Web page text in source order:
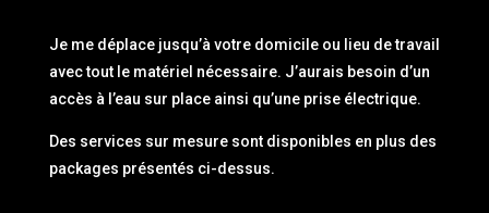
Je me déplace jusqu’à votre domicile ou lieu de travail
avec tout le matériel nécessaire. J’aurais besoin d’un
accès à l’eau sur place ainsi qu’une prise électrique.
Des services sur mesure sont disponibles en plus des
packages présentés ci-dessus.